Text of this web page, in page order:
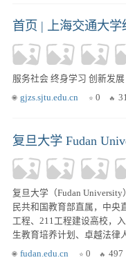
服务社会 终身学习 创新发展
gjzs.sjtu.edu.cn
0
复旦大学 Fudan
复旦大学（Fudan
民共和国教育部直属，中央
工程、211工程建设高校，
生教育培养计划、卓越法律
派研究生项目，九校联盟（
fudan.edu.cn 0 497